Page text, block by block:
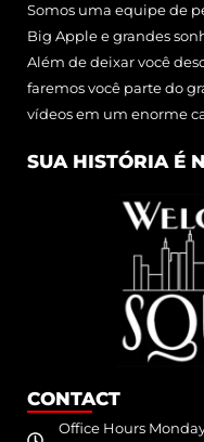
Somos uma equipe de
Big Apple e grandes
Além de deixar você
faremos você parte do
vídeos em um enorme
SUA HISTÓRIA É
CONTACT
Office Hours